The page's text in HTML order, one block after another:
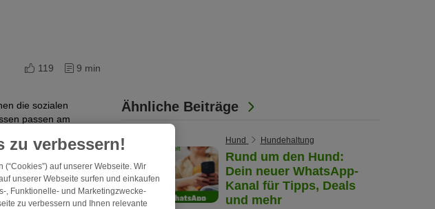
119 9 min
die sozialen
passen am
Sie im folgenden
Ähnliche Beiträge
Hund Hundehaltung
Rund um den Hund:
Dein neuer WhatsApp-
Kanal für Tipps, Deals
und mehr
zu verbessern!
auf unserer Webseite. Wir
unserer Webseite surfen und einkaufen
, Funktionelle- und Marketingzwecke-
zu verbessern und Ihnen relevante